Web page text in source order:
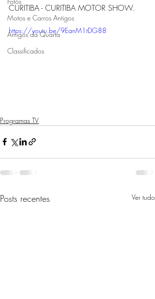
Motos e Carros Antigos
Amigos da Quarta
Classificados
CURITIBA - CURITIBA MOTOR SHOW.
https://youtu.be/9EanM1tDG88
Programas TV
Posts recentes Ver tudo